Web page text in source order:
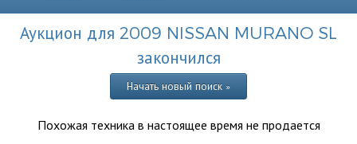
Аукцион для 2009 NISSAN MURANO SL
закончился
Начать новый поиск »
Похожая техника в настоящее время не продается